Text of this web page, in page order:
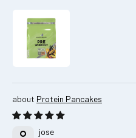
Protein Pancakes
jose